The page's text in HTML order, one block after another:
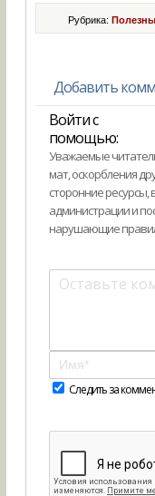
Рубрика:
Добавить
Войти с
помощью:
Уважаемые
мат, оскорбления
сторонние
администрации и
нарушающие
Следить за